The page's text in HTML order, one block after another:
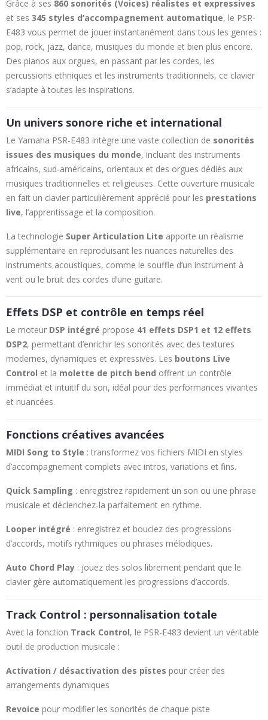
Grâce à ses 860 sonorités (Voices) réalistes et expressives
et ses 345 styles d’accompagnement automatique, le PSR-
E483 vous permet de jouer instantanément dans tous les genres :
pop, rock, jazz, dance, musiques du monde et bien plus encore.
Des pianos aux orgues, en passant par les cordes, les
percussions ethniques et les instruments traditionnels, ce clavier
s’adapte à toutes les inspirations.
Un univers sonore riche et international
Le Yamaha PSR-E483 intègre une vaste collection de sonorités
issues des musiques du monde, incluant des instruments
africains, sud-américains, orientaux et des orgues dédiés aux
musiques traditionnelles et religieuses. Cette ouverture musicale
en fait un clavier particulièrement apprécié pour les prestations
live, l’apprentissage et la composition.
La technologie Super Articulation Lite apporte un réalisme
supplémentaire en reproduisant les nuances naturelles des
instruments acoustiques, comme le souffle d’un instrument à
vent ou le bruit des cordes d’une guitare.
Effets DSP et contrôle en temps réel
Le moteur DSP intégré propose 41 effets DSP1 et 12 effets
DSP2, permettant d’enrichir les sonorités avec des textures
modernes, dynamiques et expressives. Les boutons Live
Control et la molette de pitch bend offrent un contrôle
immédiat et intuitif du son, idéal pour des performances vivantes
et nuancées.
Fonctions créatives avancées
MIDI Song to Style : transformez vos fichiers MIDI en styles
d’accompagnement complets avec intros, variations et fins.
Quick Sampling : enregistrez rapidement un son ou une phrase
musicale et déclenchez-la parfaitement en rythme.
Looper intégré : enregistrez et bouclez des progressions
d’accords, motifs rythmiques ou phrases mélodiques.
Auto Chord Play : jouez des solos librement pendant que le
clavier gère automatiquement les progressions d’accords.
Track Control : personnalisation totale
Avec la fonction Track Control, le PSR-E483 devient un véritable
outil de production musicale :
Activation / désactivation des pistes pour créer des
arrangements dynamiques
Revoice pour modifier les sonorités de chaque piste